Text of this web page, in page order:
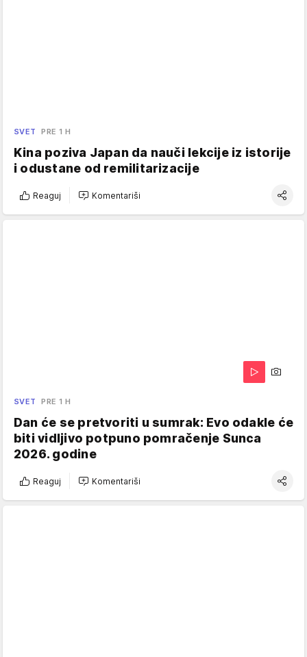
SVET PRE 1 H
Kina poziva Japan da nauči lekcije iz istorije
i odustane od remilitarizacije
Reaguj Komentariši
SVET PRE 1 H
Dan će se pretvoriti u sumrak: Evo odakle će
biti vidljivo potpuno pomračenje Sunca
2026. godine
Reaguj Komentariši